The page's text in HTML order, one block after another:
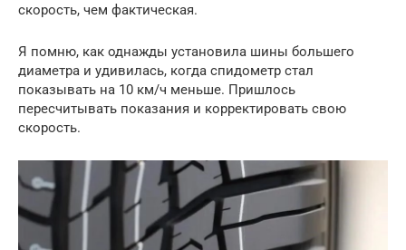
скорость, чем фактическая.
Я помню, как однажды установила шины большего
диаметра и удивилась, когда спидометр стал
показывать на 10 км/ч меньше. Пришлось
пересчитывать показания и корректировать свою
скорость.